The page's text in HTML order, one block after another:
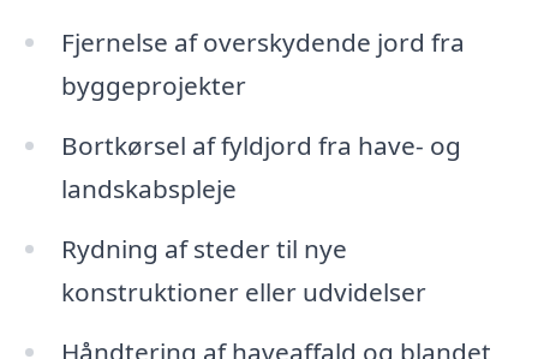
Fjernelse af overskydende jord fra
byggeprojekter
Bortkørsel af fyldjord fra have- og
landskabspleje
Rydning af steder til nye
konstruktioner eller udvidelser
Håndtering af haveaffald og blandet